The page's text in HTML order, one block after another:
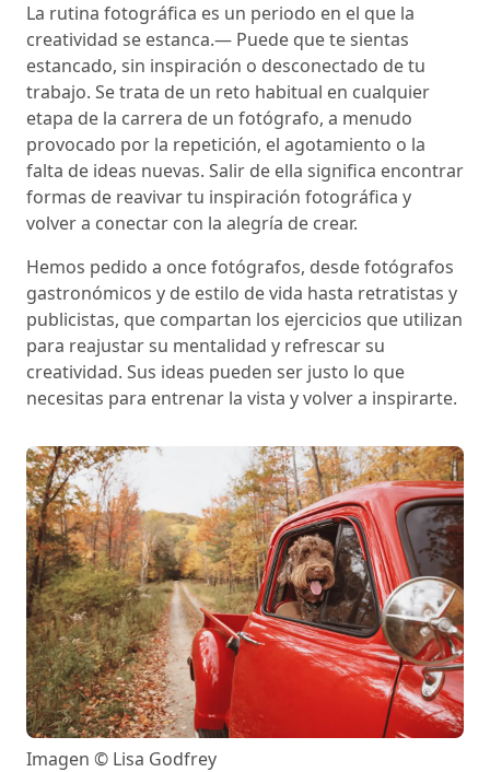
La rutina fotográfica es un periodo en el que la
creatividad se estanca.— Puede que te sientas
estancado, sin inspiración o desconectado de tu
trabajo. Se trata de un reto habitual en cualquier
etapa de la carrera de un fotógrafo, a menudo
provocado por la repetición, el agotamiento o la
falta de ideas nuevas. Salir de ella significa encontrar
formas de reavivar tu inspiración fotográfica y
volver a conectar con la alegría de crear.
Hemos pedido a once fotógrafos, desde fotógrafos
gastronómicos y de estilo de vida hasta retratistas y
publicistas, que compartan los ejercicios que utilizan
para reajustar su mentalidad y refrescar su
creatividad. Sus ideas pueden ser justo lo que
necesitas para entrenar la vista y volver a inspirarte.
Imagen © Lisa Godfrey